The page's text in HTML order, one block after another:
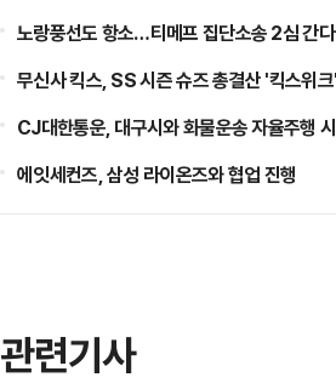
노랑풍선도 항소…티메프 집단소송 2심 간다
무신사 킥스, SS 시즌 슈즈 총결산 '킥스위
CJ대한통운, 대구시와 화물운송 자율주행
에잇세컨즈, 삼성 라이온즈와 협업 진행
관련기사